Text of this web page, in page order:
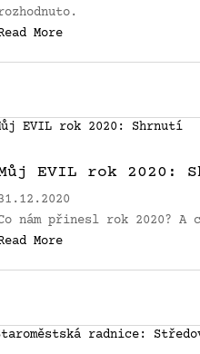
More
EVIL rok 2020:
nám přinesl rok 2020?
More